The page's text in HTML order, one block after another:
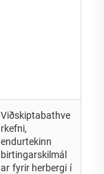
Viðskiptabathve
rkefni,
endurtekinn
birtingarskilmál
ar fyrir herbergi í